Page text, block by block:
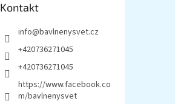
Kontakt
info@bavlnenysvet.cz
+420736271045
+420736271045
https://www.facebook.co
m/bavlnenysvet